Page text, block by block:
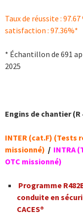
Taux de réussite :
satisfaction : 97.36%*
* Échantillon de 691
2025
Engins de chantier (R
INTER (cat.F) (Tests
missionné) / INTRA
OTC missionné)
Programme
conduite en
CACES®